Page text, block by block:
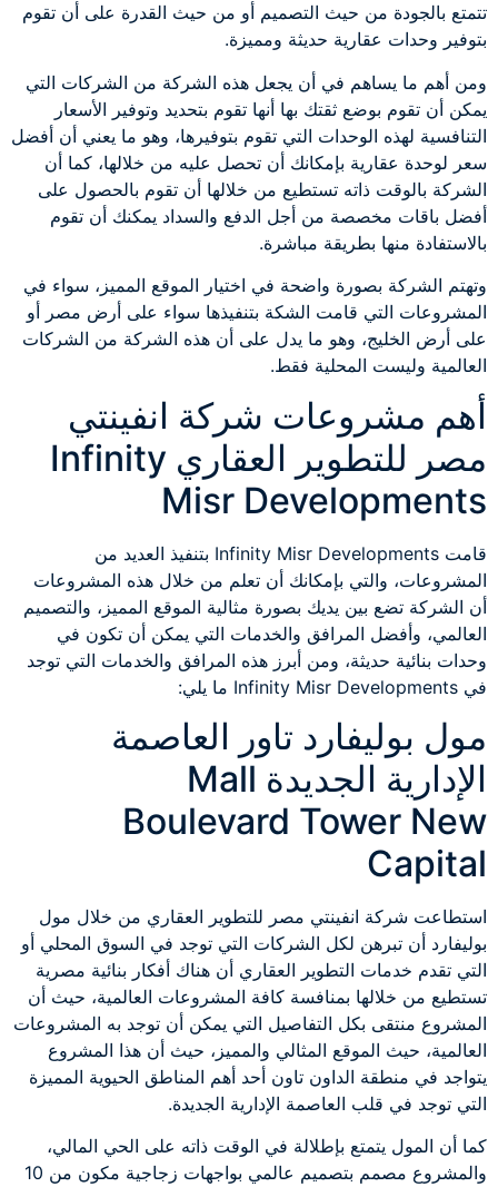
تتمتع بالجودة من حيث التصميم أو من حيث القدرة على أن تقوم
بتوفير وحدات عقارية حديثة ومميزة.
ومن أهم ما يساهم في أن يجعل هذه الشركة من الشركات التي
يمكن أن تقوم بوضع ثقتك بها أنها تقوم بتحديد وتوفير الأسعار
التنافسية لهذه الوحدات التي تقوم بتوفيرها، وهو ما يعني أن أفضل
سعر لوحدة عقارية بإمكانك أن تحصل عليه من خلالها، كما أن
الشركة بالوقت ذاته تستطيع من خلالها أن تقوم بالحصول على
أفضل باقات مخصصة من أجل الدفع والسداد يمكنك أن تقوم
بالاستفادة منها بطريقة مباشرة.
وتهتم الشركة بصورة واضحة في اختيار الموقع المميز، سواء في
المشروعات التي قامت الشكة بتنفيذها سواء على أرض مصر أو
على أرض الخليج، وهو ما يدل على أن هذه الشركة من الشركات
العالمية وليست المحلية فقط.
أهم مشروعات شركة انفينتي
مصر للتطوير العقاري Infinity
Misr Developments
قامت Infinity Misr Developments بتنفيذ العديد من
المشروعات، والتي بإمكانك أن تعلم من خلال هذه المشروعات
أن الشركة تضع بين يديك بصورة مثالية الموقع المميز، والتصميم
العالمي، وأفضل المرافق والخدمات التي يمكن أن تكون في
وحدات بنائية حديثة، ومن أبرز هذه المرافق والخدمات التي توجد
في Infinity Misr Developments ما يلي:
مول بوليفارد تاور العاصمة
الإدارية الجديدة Mall
Boulevard Tower New
Capital
استطاعت شركة انفينتي مصر للتطوير العقاري من خلال مول
بوليفارد أن تبرهن لكل الشركات التي توجد في السوق المحلي أو
التي تقدم خدمات التطوير العقاري أن هناك أفكار بنائية مصرية
تستطيع من خلالها بمنافسة كافة المشروعات العالمية، حيث أن
المشروع منتقى بكل التفاصيل التي يمكن أن توجد به المشروعات
العالمية، حيث الموقع المثالي والمميز، حيث أن هذا المشروع
يتواجد في منطقة الداون تاون أحد أهم المناطق الحيوية المميزة
التي توجد في قلب العاصمة الإدارية الجديدة.
كما أن المول يتمتع بإطلالة في الوقت ذاته على الحي المالي،
والمشروع مصمم بتصميم عالمي بواجهات زجاجية مكون من 10